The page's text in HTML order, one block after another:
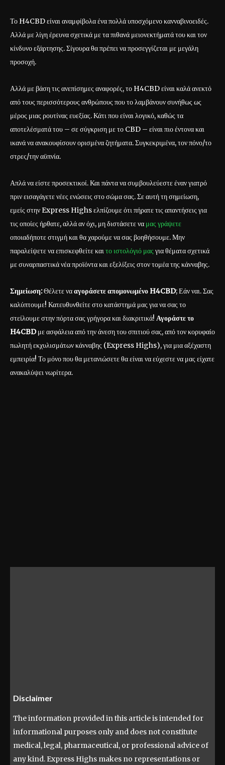
Το H4CBD είναι αναμφίβολα ένα πολλά υποσχόμενο κανναβινοειδές.
Αλλά με λίγη έρευνα σχετικά με τα πιθανά μειονεκτήματά του και τον
κίνδυνο εξάρτησης. Σίγουρα θα πρέπει να προσεγγίζεται με μεγάλη
προσοχή.
Αλλά με βάση τις ανεπίσημες αναφορές, το H4CBD είναι καλά ανεκτό
από τους περισσότερους ανθρώπους που το λαμβάνουν συνήθως ως
μέρος μιας ρουτίνας ευεξίας. Κάτι που είναι λογικό, καθώς τα
αποτελέσματά του – σε σύγκριση με το CBD – είναι πιο έντονα και
ικανά να ανακουφίσουν ορισμένα ζητήματα. Συγκεκριμένα, τον πόνο/το
στρες/την αϋπνία.
Απλά να είστε προσεκτικοί. Και πάντα να συμβουλεύεστε έναν γιατρό
πριν εισαγάγετε νέες ενώσεις στο σώμα σας. Σε αυτή τη σημείωση,
εμείς στην Express Highs ελπίζουμε ότι πήρατε τις απαντήσεις για
τις οποίες ήρθατε, αλλά αν όχι, μη διστάσετε να μας γράψετε
οποιαδήποτε στιγμή και θα χαρούμε να σας βοηθήσουμε. Μην
παραλείψετε να επισκεφθείτε καιτο ιστολόγιό μας για θέματα σχετικά
με συναρπαστικά νέα προϊόντα και εξελίξεις στον τομέα της κάνναβης.
Σημείωση:Θέλετε νααγοράσετε απομονωμένο H4CBD; Εάν ναι. Σας
καλύπτουμε! Κατευθυνθείτε στο κατάστημά μας για να σας το
στείλουμε στην πόρτα σας γρήγορα και διακριτικά! Αγοράστε το
H4CBDμε ασφάλεια από την άνεση του σπιτιού σας, από τον κορυφαίο
πωλητή εκχυλισμάτων κάνναβης (Express Highs), για μια αξέχαστη
εμπειρία! Το μόνο που θα μετανιώσετε θα είναι να εύχεστε να μας είχατε
ανακαλύψει νωρίτερα.
Disclaimer
The information provided in this article is intended for
informational purposes only and does not constitute
medical, legal, pharmaceutical, or professional advice of
any kind. Express Highs makes no representations or